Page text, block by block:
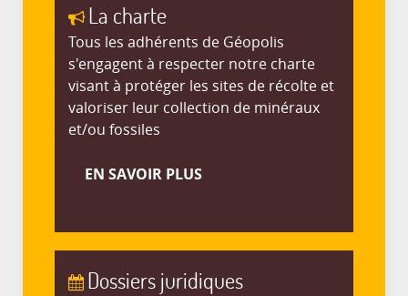
La charte
Tous les adhérents de Géopolis
s'engagent à respecter notre charte
visant à protéger les sites de récolte et
valoriser leur collection de minéraux
et/ou fossiles
EN SAVOIR PLUS
Dossiers juridiques